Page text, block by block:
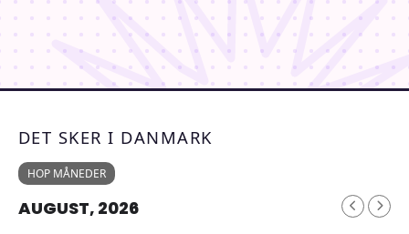
DET SKER I DANMARK
HOP MÅNEDER
AUGUST, 2026